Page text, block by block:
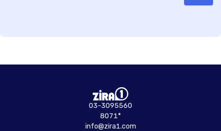
03-3095560
8071*
info@zira1.com